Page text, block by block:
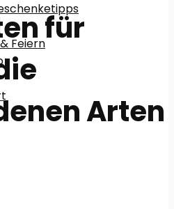
Feiernfür
Arten